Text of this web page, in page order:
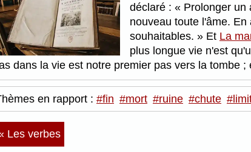
déclaré :
Prolonger un
nouveau toute l'âme.
souhaitables.
Et La
plus longue vie n'est
dans la vie est notre premier pas vers la tombe
en rapport : #fin #mort #ruine #chute
Les verbes